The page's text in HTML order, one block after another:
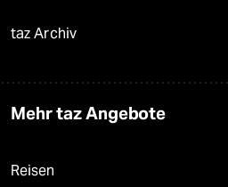
taz Archiv
Mehr taz Angebote
Reisen